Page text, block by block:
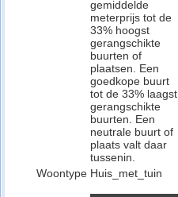
gemiddelde
meterprijs tot de
33% hoogst
gerangschikte
buurten of
plaatsen. Een
goedkope buurt
tot de 33% laagst
gerangschikte
buurten. Een
neutrale buurt of
plaats valt daar
tussenin.
Woontype Huis_met_tuin